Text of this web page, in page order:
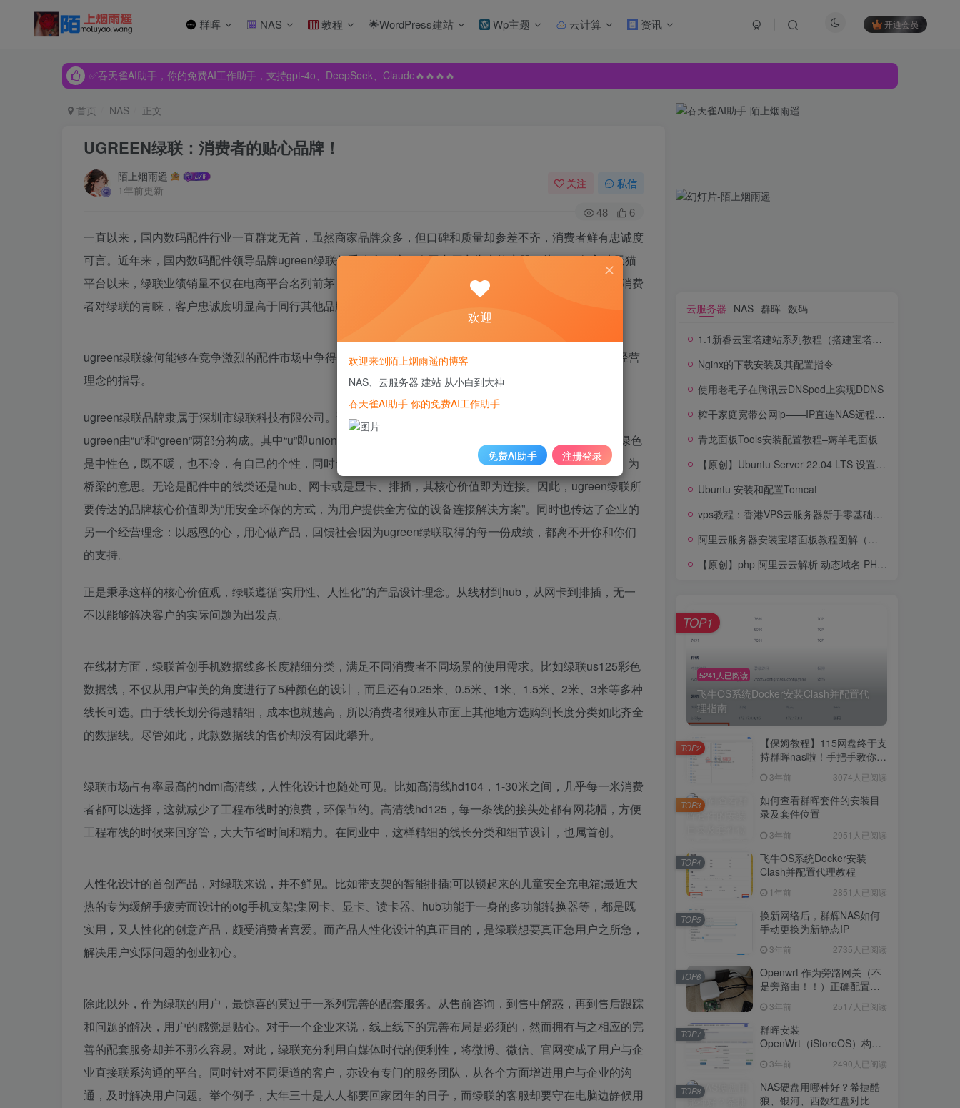
群晖 NAS 教程 🌟WordPress建站 Wp主题 云计算 资讯 开通会员
✅吞天雀AI助手，你的免费AI工作助手，支持gpt-4o、DeepSeek、Claude🔥🔥🔥🔥
✅吞天雀AI助手，你的免费AI工作助手，支持gpt-4o、DeepSeek、Claude🔥🔥🔥🔥
首页 NAS 正文
UGREEN绿联：消费者的贴心品牌！
陌上烟雨遥
1年前更新
关注 私信
48 6
一直以来，国内数码配件行业一直群龙无首，虽然商家品牌众多，但口碑和质量却参差不齐，消费者鲜有忠诚度
可言。近年来，国内数码配件领导品牌ugreen绿联似乎改变了这一令国内厂商头痛的魔咒。从2009年入驻天猫
平台以来，绿联业绩销量不仅在电商平台名列前茅，在线下渠道亦成绩斐然。尽管偶有异议之声，亦不影响消费
者对绿联的青睐，客户忠诚度明显高于同行其他品牌。
ugreen绿联缘何能够在竞争激烈的配件市场中争得一席之地，取得消费者信赖?最主要的原因莫过企业正确经营
理念的指导。
ugreen绿联品牌隶属于深圳市绿联科技有限公司。说到企业经营理念，其实从品牌名称和logo便可见一般。
ugreen由“u”和“green”两部分构成。其中“u”即union，意为联接;“green”意为绿色的、健康的、有生命力的;而绿色
是中性色，既不暖，也不冷，有自己的个性，同时也是让人感觉最舒服的颜色。“联”意为联系、联通、连接，为
桥梁的意思。无论是配件中的线类还是hub、网卡或是显卡、排插，其核心价值即为连接。因此，ugreen绿联所
要传达的品牌核心价值即为“用安全环保的方式，为用户提供全方位的设备连接解决方案”。同时也传达了企业的
另一个经营理念：以感恩的心，用心做产品，回馈社会!因为ugreen绿联取得的每一份成绩，都离不开你和你们
的支持。
正是秉承这样的核心价值观，绿联遵循“实用性、人性化”的产品设计理念。从线材到hub，从网卡到排插，无一
不以能够解决客户的实际问题为出发点。
在线材方面，绿联首创手机数据线多长度精细分类，满足不同消费者不同场景的使用需求。比如绿联us125彩色
数据线，不仅从用户审美的角度进行了5种颜色的设计，而且还有0.25米、0.5米、1米、1.5米、2米、3米等多种
线长可选。由于线长划分得越精细，成本也就越高，所以消费者很难从市面上其他地方选购到长度分类如此齐全
的数据线。尽管如此，此款数据线的售价却没有因此攀升。
绿联市场占有率最高的hdmi高清线，人性化设计也随处可见。比如高清线hd104，1-30米之间，几乎每一米消费
者都可以选择，这就减少了工程布线时的浪费，环保节约。高清线hd125，每一条线的接头处都有网花帽，方便
工程布线的时候来回穿管，大大节省时间和精力。在同业中，这样精细的线长分类和细节设计，也属首创。
人性化设计的首创产品，对绿联来说，并不鲜见。比如带支架的智能排插;可以锁起来的儿童安全充电箱;最近大
热的专为缓解手疲劳而设计的otg手机支架;集网卡、显卡、读卡器、hub功能于一身的多功能转换器等，都是既
实用，又人性化的创意产品，颇受消费者喜爱。而产品人性化设计的真正目的，是绿联想要真正急用户之所急，
解决用户实际问题的创业初心。
除此以外，作为绿联的用户，最惊喜的莫过于一系列完善的配套服务。从售前咨询，到售中解惑，再到售后跟踪
和问题的解决，用户的感觉是贴心。对于一个企业来说，线上线下的完善布局是必须的，然而拥有与之相应的完
善的配套服务却并不那么容易。对此，绿联充分利用自媒体时代的便利性，将微博、微信、官网变成了用户与企
业直接联系沟通的平台。同时针对不同渠道的客户，亦设有专门的服务团队，从各个方面增进用户与企业的沟
通，及时解决用户问题。举个例子，大年三十是人人都要回家团年的日子，而绿联的客服却要守在电脑边静候用
云服务器 NAS 群晖 数码
1.1新睿云宝塔建站系列教程（搭建宝塔）含视频教程
Nginx的下载安装及其配置指令
使用老毛子在腾讯云DNSpod上实现DDNS
榨干家庭宽带公网ip——IP直连NAS远程访问（端口转发）
青龙面板Tools安装配置教程–薅羊毛面板
【原创】Ubuntu Server 22.04 LTS 设置主机信息以及IP地址
Ubuntu 安装和配置Tomcat
vps教程：香港VPS云服务器新手零基础入门使用教程(详细图文)
阿里云服务器安装宝塔面板教程图解（超详细）
【原创】php 阿里云云解析 动态域名 PHP 通过阿里云API接口实现 DDNS 动态解析
5241人已阅读
飞牛OS系统Docker安装Clash并配置代
理指南
TOP1
【保姆教程】115网盘终于支
持群晖nas啦！手把手教你群
盘！3年前 3074人已阅读
TOP2
如何查看群晖套件的安装目
录及套件位置
3年前 2951人已阅读
TOP3
飞牛OS系统Docker安装
Clash并配置代理教程
1年前 2851人已阅读
TOP4
换新网络后，群辉NAS如何
手动更换为新静态IP
3年前 2735人已阅读
TOP5
Openwrt 作为旁路网关（不
是旁路由！！）正确配置方
3年前 2517人已阅读
TOP6
群晖安装
OpenWrt（iStoreOS）构建
3年前 2490人已阅读
TOP7
NAS硬盘用哪种好？希捷酷
狼、银河、西数红盘对比
TOP8
欢迎
欢迎来到陌上烟雨遥的博客
NAS、云服务器 建站 从小白到大神
吞天雀AI助手 你的免费AI工作助手
免费AI助手 注册登录